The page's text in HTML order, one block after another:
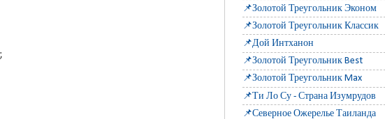
📌Золотой Треугольник Эконом
📌Золотой Треугольник Классик
📌Дой Интханон
📌Золотой Треугольник Best
📌Золотой Треугольник Max
📌Ти Ло Су - Страна Изумрудов
📌Северное Ожерелье Таиланда